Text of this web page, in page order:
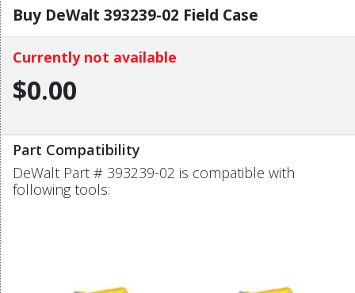
Buy DeWalt 393239-02 Field Case
Currently not available
$0.00
Part Compatibility
DeWalt Part # 393239-02 is compatible with
following tools: